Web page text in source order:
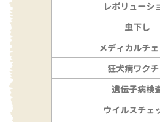
レボリューシ
虫下し
メディカルチ
狂犬病ワク
遺伝子病検
ウイルスチェ